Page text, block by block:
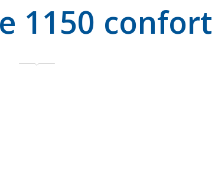
1150